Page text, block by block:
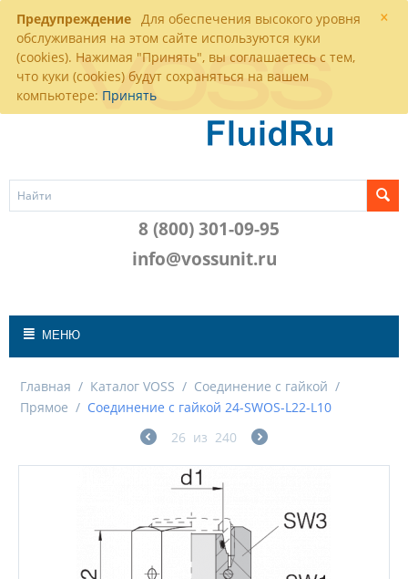
×
Предупреждение Для обеспечения высокого уровня
обслуживания на этом сайте используются куки
(cookies). Нажимая "Принять", вы соглашаетесь с тем,
что куки (cookies) будут сохраняться на вашем
компьютере: Принять
8 (800) 301-09-95
info@vossunit.ru
МЕНЮ
Главная / Каталог VOSS / Соединение с гайкой /
Прямое / Соединение с гайкой 24-SWOS-L22-L10
26 из 240